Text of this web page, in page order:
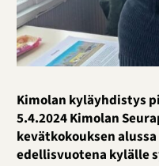
Kimolan kyläyhdistys
5.4.2024 Kimolan
kevätkokouksen
edellisvuotena kylälle